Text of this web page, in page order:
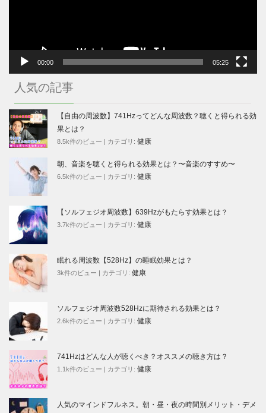
00:00 05:25
人気の記事
【自由の周波数】741Hzってどんな周波数？聴くと得られる効
果とは？
8.5k件のビュー カテゴリ: 健康
朝、音楽を聴くと得られる効果とは？〜音楽のすすめ〜
6.5k件のビュー カテゴリ: 健康
【ソルフェジオ周波数】639Hzがもたらす効果とは？
3.7k件のビュー カテゴリ: 健康
眠れる周波数【528Hz】の睡眠効果とは？
3k件のビュー カテゴリ: 健康
ソルフェジオ周波数528Hzに期待される効果とは？
2.6k件のビュー カテゴリ: 健康
741Hzはどんな人が聴くべき？オススメの聴き方は？
1.1k件のビュー カテゴリ: 健康
人気のマインドフルネス。朝・昼・夜の時間別メリット・デメ